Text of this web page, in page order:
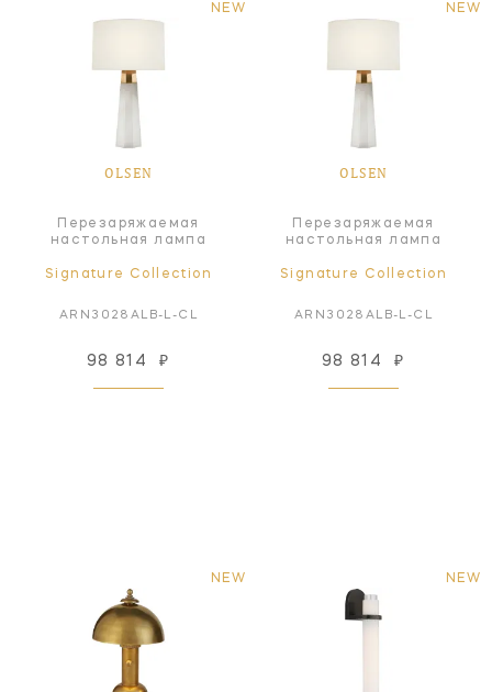
NEW
OLSEN
Перезаряжаемая
настольная лампа
Signature Collection
ARN3028ALB-L-CL
98 814 ₽
NEW
OLSEN
Перезаряжаемая
настольная лампа
Signature Collection
ARN3028ALB-L-CL
98 814 ₽
NEW NEW